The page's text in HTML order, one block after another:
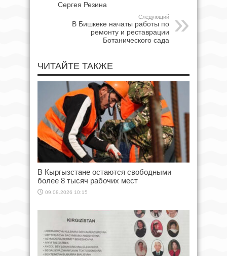
Сергея Резина
Следующий
В Бишкеке начаты работы по
ремонту и реставрации
Ботанического сада
ЧИТАЙТЕ ТАКЖЕ
В Кыргызстане остаются свободными
более 8 тысяч рабочих мест
09.08.2026 10:15